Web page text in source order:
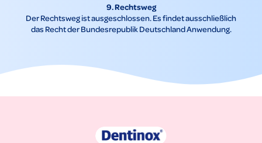
9. Rechtsweg
Der Rechtsweg ist ausgeschlossen. Es findet ausschließlich
das Recht der Bundesrepublik Deutschland Anwendung.